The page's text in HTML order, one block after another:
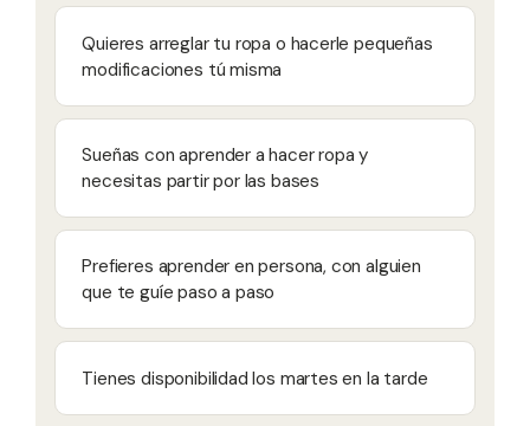
Quieres arreglar tu ropa o hacerle pequeñas
modificaciones tú misma
Sueñas con aprender a hacer ropa y
necesitas partir por las bases
Prefieres aprender en persona, con alguien
que te guíe paso a paso
Tienes disponibilidad los martes en la tarde